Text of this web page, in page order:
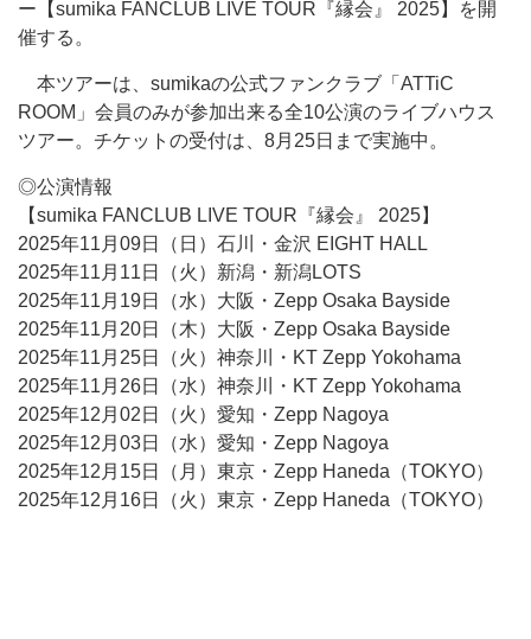
ー【sumika FANCLUB LIVE TOUR『縁会』 2025】を開
催する。
本ツアーは、sumikaの公式ファンクラブ「ATTiC
ROOM」会員のみが参加出来る全10公演のライブハウス
ツアー。チケットの受付は、8月25日まで実施中。
◎公演情報
【sumika FANCLUB LIVE TOUR『縁会』 2025】
2025年11月09日（日）石川・金沢 EIGHT HALL
2025年11月11日（火）新潟・新潟LOTS
2025年11月19日（水）大阪・Zepp Osaka Bayside
2025年11月20日（木）大阪・Zepp Osaka Bayside
2025年11月25日（火）神奈川・KT Zepp Yokohama
2025年11月26日（水）神奈川・KT Zepp Yokohama
2025年12月02日（火）愛知・Zepp Nagoya
2025年12月03日（水）愛知・Zepp Nagoya
2025年12月15日（月）東京・Zepp Haneda（TOKYO）
2025年12月16日（火）東京・Zepp Haneda（TOKYO）